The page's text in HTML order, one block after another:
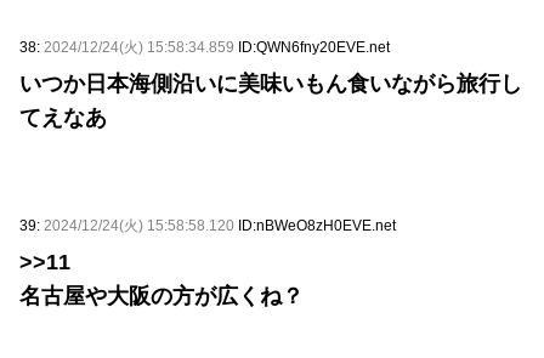
38: 2024/12/24(火) 15:58:34.859 ID:QWN6fny20EVE.net
いつか日本海側沿いに美味いもん食いながら旅行し
てえなあ
39: 2024/12/24(火) 15:58:58.120 ID:nBWeO8zH0EVE.net
>>11
名古屋や大阪の方が広くね？